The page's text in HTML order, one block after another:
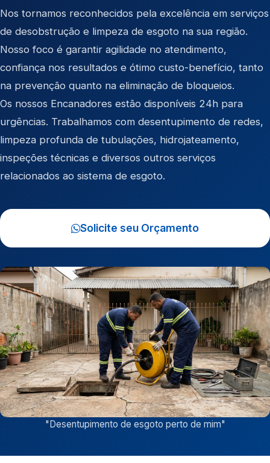
Nos tornamos reconhecidos pela excelência em serviços
de desobstrução e limpeza de esgoto na sua região.
Nosso foco é garantir agilidade no atendimento,
confiança nos resultados e ótimo custo-benefício, tanto
na prevenção quanto na eliminação de bloqueios.
Os nossos Encanadores estão disponíveis 24h para
urgências. Trabalhamos com desentupimento de redes,
limpeza profunda de tubulações, hidrojateamento,
inspeções técnicas e diversos outros serviços
relacionados ao sistema de esgoto.
Solicite seu Orçamento
"Desentupimento de esgoto perto de mim"